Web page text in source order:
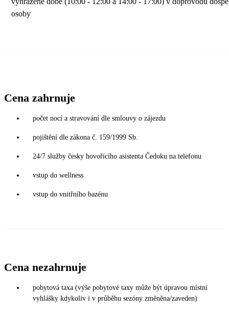
osoby
Cena zahrnuje
počet nocí a stravování dle smlouvy o zájezdu
pojištění dle zákona č. 159/1999 Sb.
24/7 služby česky hovořícího asistenta Čedoku na telefonu
vstup do wellness
vstup do vnitřního bazénu
Cena nezahrnuje
pobytová taxa (výše pobytové taxy může být úpravou místní
vyhlášky kdykoliv i v průběhu sezóny změněna/zaveden)